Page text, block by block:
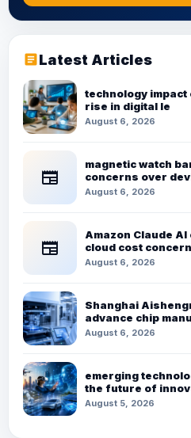
articleLatest Articles
technology
rise in digital le
August 6, 2026
newspaper
magnetic watch
concerns over
August 6, 2026
newspaper
Amazon Claude
cloud cost
August 6, 2026
Shanghai
advance chip
August 6, 2026
emerging
the future of
August 5, 2026